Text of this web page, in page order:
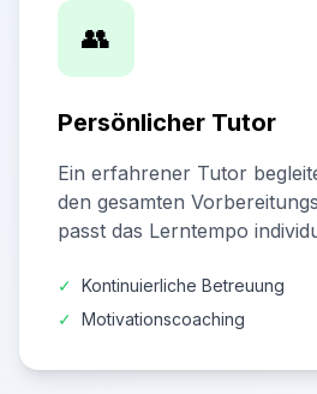
👥
Persönlicher Tutor
Ein erfahrener Tutor
den gesamten
passt das Lerntempo
✓ Kontinuierliche Betreuung
✓ Motivationscoaching